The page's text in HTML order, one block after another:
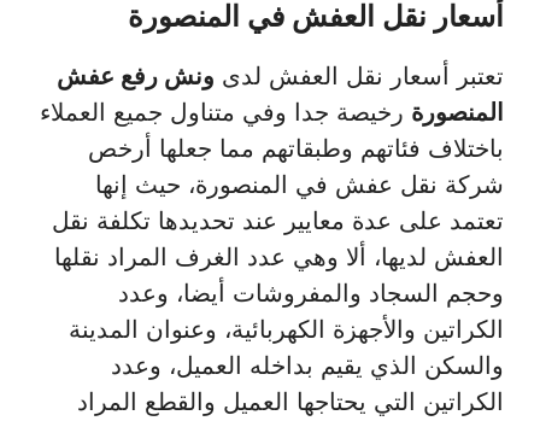
أسعار نقل العفش في المنصورة
تعتبر أسعار نقل العفش لدى ونش رفع عفش
المنصورة رخيصة جدا وفي متناول جميع العملاء
باختلاف فئاتهم وطبقاتهم مما جعلها أرخص
شركة نقل عفش في المنصورة، حيث إنها
تعتمد على عدة معايير عند تحديدها تكلفة نقل
العفش لديها، ألا وهي عدد الغرف المراد نقلها
وحجم السجاد والمفروشات أيضا، وعدد
الكراتين والأجهزة الكهربائية، وعنوان المدينة
والسكن الذي يقيم بداخله العميل، وعدد
الكراتين التي يحتاجها العميل والقطع المراد